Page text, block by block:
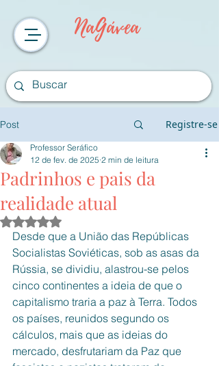
NaGávea
Post Registre-se
Padrinhos e pais da
realidade atual
Professor Seráfico
12 de fev. de 2025 2 min de leitura
Avaliado com NaN de 5 estrelas.
Desde que a União das Repúblicas
Socialistas Soviéticas, sob as asas da
Rússia, se dividiu, alastrou-se pelos
cinco continentes a ideia de que o
capitalismo traria a paz à Terra. Todos
os países, reunidos segundo os
cálculos, mais que as ideias do
mercado, desfrutariam da Paz que